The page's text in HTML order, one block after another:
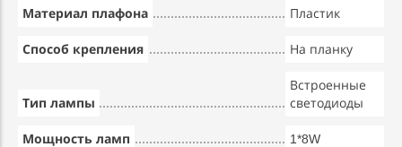
Материал плафона Пластик
Способ крепления На планку
Тип лампы
Встроенные
светодиоды
Мощность ламп 1*8W